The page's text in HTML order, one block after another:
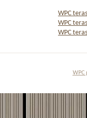
WPC
WPC
WPC
WPC